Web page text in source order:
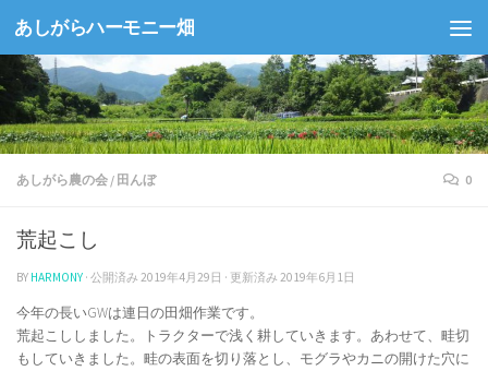
コンテンツへスキップ
あしがらハーモニー畑
あしがら農の会 / 田んぼ 0
荒起こし
BY HARMONY · 公開済み 2019年4月29日 · 更新済み 2019年6月1日
今年の長いGWは連日の田畑作業です。
荒起こししました。トラクターで浅く耕していきます。あわせて、畦切
もしていきました。畦の表面を切り落とし、モグラやカニの開けた穴に